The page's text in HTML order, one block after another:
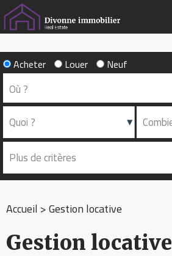
Acheter Louer Neuf
Accueil>Gestion locative
Gestion locative